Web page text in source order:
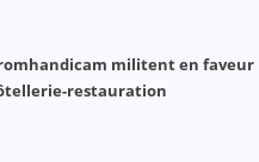
militent en faveur
restauration